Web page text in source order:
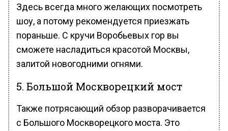
Здесь всегда много желающих посмотреть
шоу, а потому рекомендуется приезжать
пораньше. С кручи Воробьевых гор вы
сможете насладиться красотой Москвы,
залитой новогодними огнями.
5. Большой Москворецкий мост
Также потрясающий обзор разворачивается
с Большого Москворецкого моста. Это